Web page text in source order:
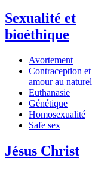
Sexualité et
bioéthique
Avortement
Contraception et
amour au naturel
Euthanasie
Génétique
Homosexualité
Safe sex
Jésus Christ